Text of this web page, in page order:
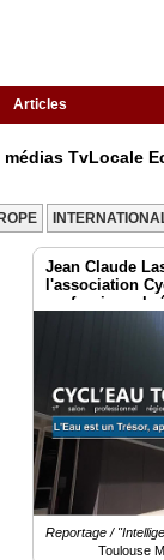
Articles
TvLocale
Jean Claude
l'association
professionnel
gestion de l'eau
Reportage /
Toulouse